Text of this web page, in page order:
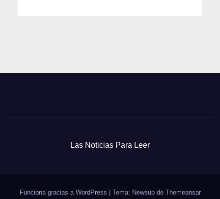
Las Noticias Para Leer
Funciona gracias a WordPress Tema: Newsup de Themeansar